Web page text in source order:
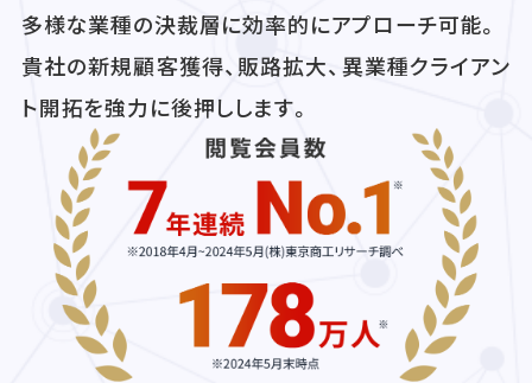
多様な業種の決裁層に効率的にアプローチ可能。
貴社の新規顧客獲得、販路拡大、異業種クライアン
ト開拓を強力に後押しします。